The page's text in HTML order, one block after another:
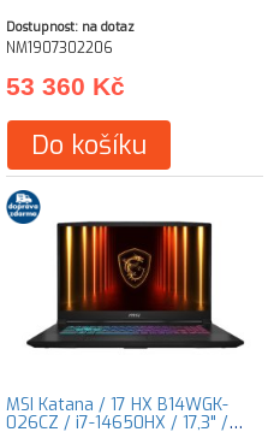
Dostupnost: na dotaz
NM1907302206
53 360 Kč
Do košíku
MSI Katana / 17 HX B14WGK-
026CZ / i7-14650HX / 17,3" /